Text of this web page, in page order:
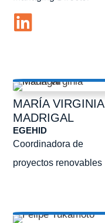
MARÍA VIRGINIA
MADRIGAL
Coordinadora de
proyectos renovables
EGEHID